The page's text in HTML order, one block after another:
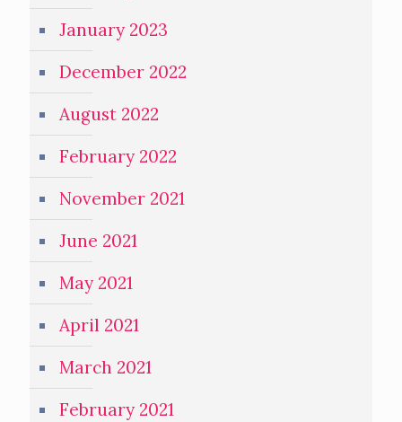
January 2023
December 2022
August 2022
February 2022
November 2021
June 2021
May 2021
April 2021
March 2021
February 2021